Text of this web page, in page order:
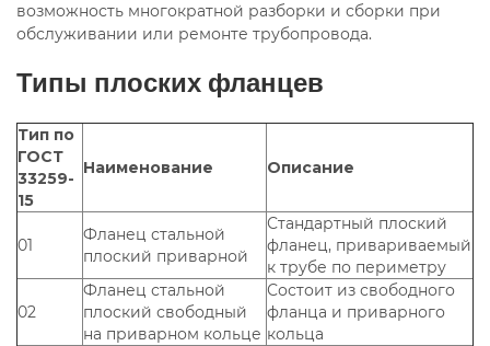
возможность многократной разборки и сборки при
обслуживании или ремонте трубопровода.
Типы плоских фланцев
Тип по
ГОСТ
33259-
15
Наименование Описание
01
Фланец стальной
плоский приварной
Стандартный плоский
фланец, привариваемый
к трубе по периметру
02
Фланец стальной
плоский свободный
на приварном кольце
Состоит из свободного
фланца и приварного
кольца